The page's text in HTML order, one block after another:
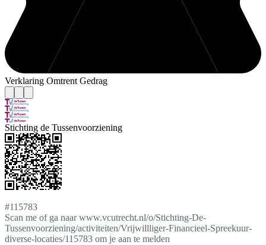
Verklaring Omtrent Gedrag
Stichting de Tussenvoorziening
#115783
Scan me of ga naar www.vcutrecht.nl/o/Stichting-De-
Tussenvoorziening/activiteiten/Vrijwillliger-Financieel-Spreekuur-
diverse-locaties/115783 om je aan te melden